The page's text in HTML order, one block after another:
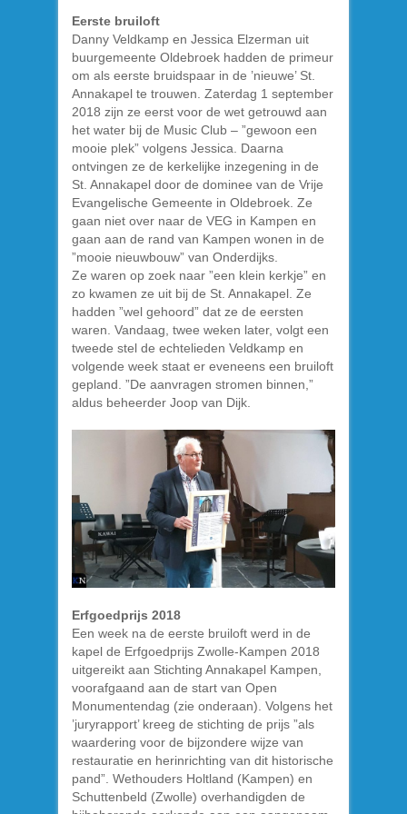
Eerste bruiloft
Danny Veldkamp en Jessica Elzerman uit
buurgemeente Oldebroek hadden de primeur
om als eerste bruidspaar in de ’nieuwe’ St.
Annakapel te trouwen. Zaterdag 1 september
2018 zijn ze eerst voor de wet getrouwd aan
het water bij de Music Club – ”gewoon een
mooie plek” volgens Jessica. Daarna
ontvingen ze de kerkelijke inzegening in de
St. Annakapel door de dominee van de Vrije
Evangelische Gemeente in Oldebroek. Ze
gaan niet over naar de VEG in Kampen en
gaan aan de rand van Kampen wonen in de
”mooie nieuwbouw” van Onderdijks.
Ze waren op zoek naar ”een klein kerkje” en
zo kwamen ze uit bij de St. Annakapel. Ze
hadden ”wel gehoord” dat ze de eersten
waren. Vandaag, twee weken later, volgt een
tweede stel de echtelieden Veldkamp en
volgende week staat er eveneens een bruiloft
gepland. ”De aanvragen stromen binnen,”
aldus beheerder Joop van Dijk.
Erfgoedprijs 2018
Een week na de eerste bruiloft werd in de
kapel de Erfgoedprijs Zwolle-Kampen 2018
uitgereikt aan Stichting Annakapel Kampen,
voorafgaand aan de start van Open
Monumentendag (zie onderaan). Volgens het
’juryrapport’ kreeg de stichting de prijs ”als
waardering voor de bijzondere wijze van
restauratie en herinrichting van dit historische
pand”. Wethouders Holtland (Kampen) en
Schuttenbeld (Zwolle) overhandigden de